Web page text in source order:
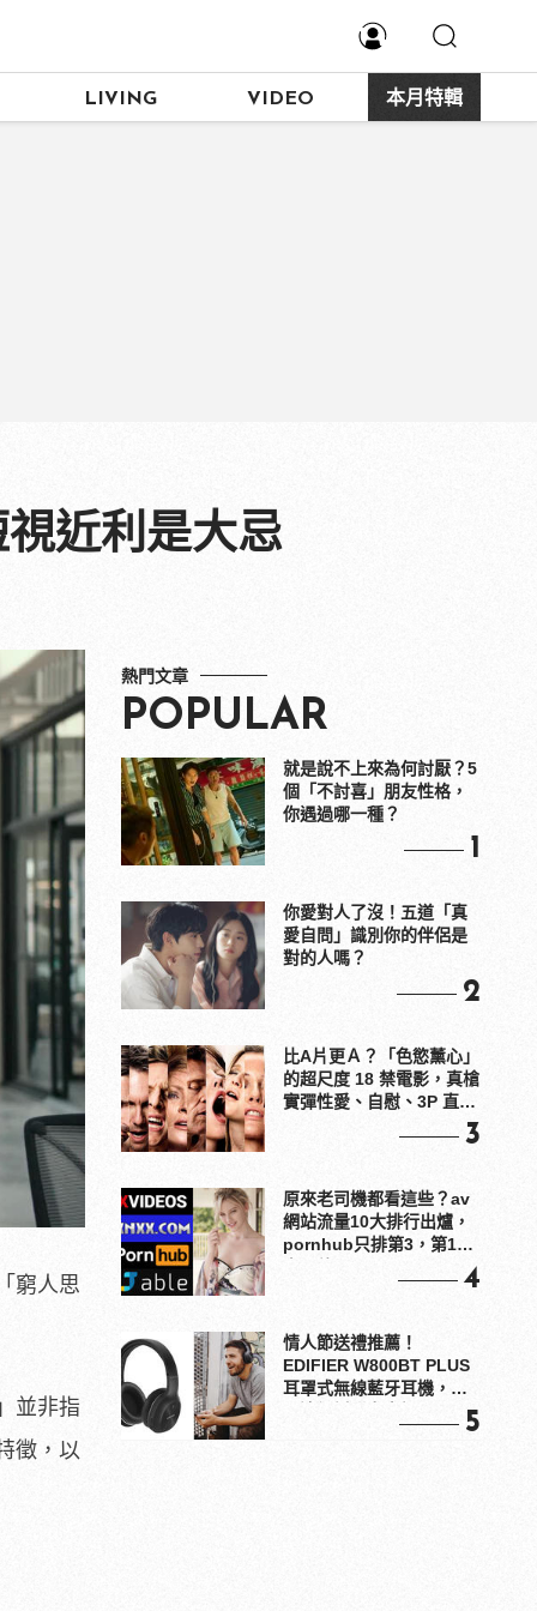
LIVING VIDEO 本月特輯
近利是大忌
窮人思
並非指
徵，以
熱門文章
POPULAR
就是說不上來為何討厭？5
個「不討喜」朋友性格，
你遇過哪一種？
1
你愛對人了沒！五道「真
愛自問」識別你的伴侶是
對的人嗎？
2
比A片更Ａ？「色慾薰心」
的超尺度 18 禁電影，真槍
實彈性愛、自慰、3P 直接
3
原來老司機都看這些？av
網站流量10大排行出爐，
pornhub只排第3，第1名
4
情人節送禮推薦！
EDIFIER W800BT PLUS
耳罩式無線藍牙耳機，在
5